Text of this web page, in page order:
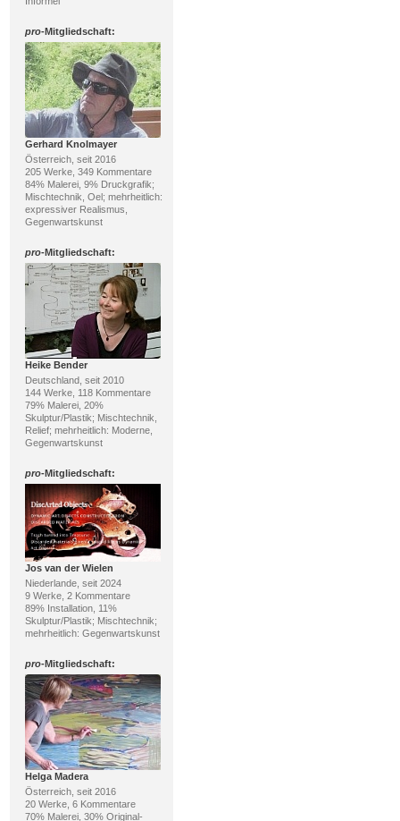
pro-Mitgliedschaft:
Gerhard Knolmayer
Österreich, seit 2016
205 Werke, 349 Kommentare
84% Malerei, 9% Druckgrafik;
Mischtechnik, Oel; mehrheitlich:
expressiver Realismus,
Gegenwartskunst
pro-Mitgliedschaft:
Heike Bender
Deutschland, seit 2010
144 Werke, 118 Kommentare
79% Malerei, 20%
Skulptur/Plastik; Mischtechnik,
Relief; mehrheitlich: Moderne,
Gegenwartskunst
pro-Mitgliedschaft:
Jos van der Wielen
Niederlande, seit 2024
9 Werke, 2 Kommentare
89% Installation, 11%
Skulptur/Plastik; Mischtechnik;
mehrheitlich: Gegenwartskunst
pro-Mitgliedschaft:
Helga Madera
Österreich, seit 2016
20 Werke, 6 Kommentare
70% Malerei, 30% Original-